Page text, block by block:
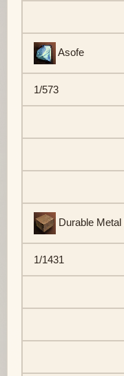
Asofe
1/573
Durable Metal
1/1431